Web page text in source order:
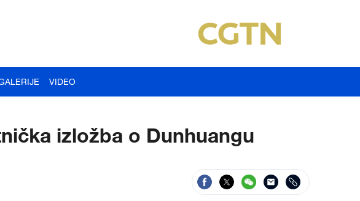
VIDEO
izložba o Dunhuangu